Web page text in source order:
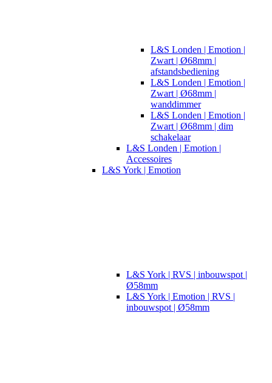
L&S Londen | Emotion |
Zwart | Ø68mm |
afstandsbediening
L&S Londen | Emotion |
Zwart | Ø68mm |
wanddimmer
L&S Londen | Emotion |
Zwart | Ø68mm | dim
schakelaar
L&S Londen | Emotion |
Accessoires
L&S York | Emotion
L&S York | RVS | inbouwspot |
Ø58mm
L&S York | Emotion | RVS |
inbouwspot | Ø58mm